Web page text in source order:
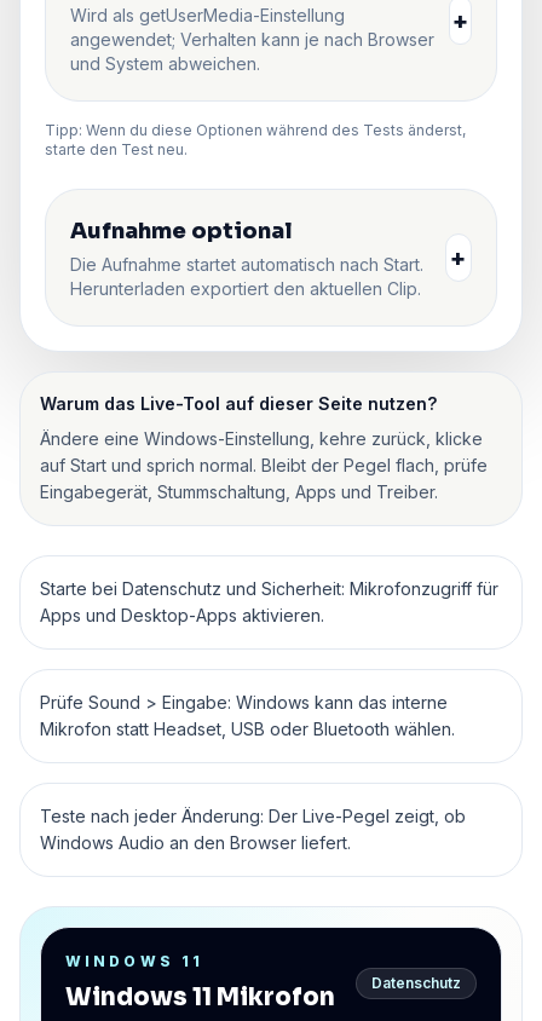
Wird als getUserMedia-Einstellung
angewendet; Verhalten kann je nach Browser
und System abweichen.
+
Tipp: Wenn du diese Optionen während des Tests änderst,
starte den Test neu.
Aufnahme optional
Die Aufnahme startet automatisch nach Start.
Herunterladen exportiert den aktuellen Clip.
+
Warum das Live-Tool auf dieser Seite nutzen?
Ändere eine Windows-Einstellung, kehre zurück, klicke
auf Start und sprich normal. Bleibt der Pegel flach, prüfe
Eingabegerät, Stummschaltung, Apps und Treiber.
Starte bei Datenschutz und Sicherheit: Mikrofonzugriff für
Apps und Desktop-Apps aktivieren.
Prüfe Sound > Eingabe: Windows kann das interne
Mikrofon statt Headset, USB oder Bluetooth wählen.
Teste nach jeder Änderung: Der Live-Pegel zeigt, ob
Windows Audio an den Browser liefert.
WINDOWS 11
Windows 11 Mikrofon Datenschutz